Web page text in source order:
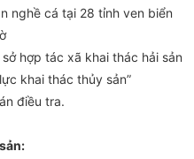
n nghề cá tại 28 tỉnh ven biển
hợp tác xã khai thác hải sản
khai thác thủy sản”
điều tra.